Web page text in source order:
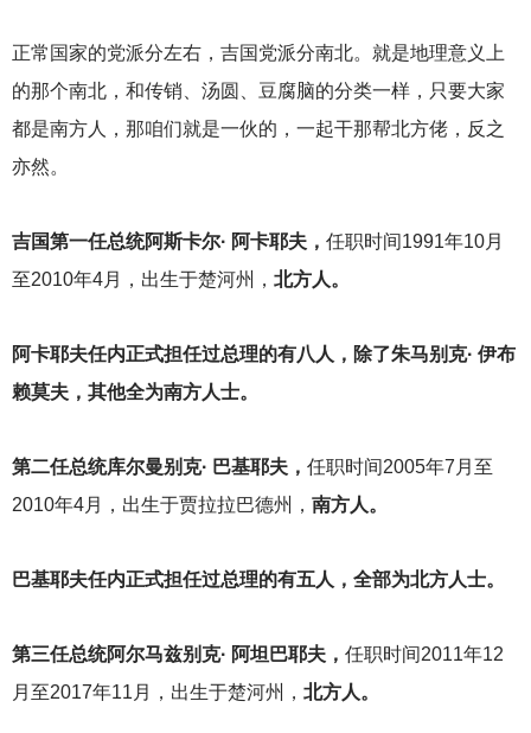
正常国家的党派分左右，吉国党派分南北。就是地理意义上
的那个南北，和传销、汤圆、豆腐脑的分类一样，只要大家
都是南方人，那咱们就是一伙的，一起干那帮北方佬，反之
亦然。
吉国第一任总统阿斯卡尔· 阿卡耶夫， 任职时间1991年10月
至2010年4月，出生于楚河州， 北方人。
阿卡耶夫任内正式担任过总理的有八人，除了朱马别克· 伊布
赖莫夫，其他全为南方人士。
第二任总统库尔曼别克· 巴基耶夫， 任职时间2005年7月至
2010年4月，出生于贾拉拉巴德州， 南方人。
巴基耶夫任内正式担任过总理的有五人，全部为北方人士。
第三任总统阿尔马兹别克· 阿坦巴耶夫， 任职时间2011年12
月至2017年11月，出生于楚河州， 北方人。